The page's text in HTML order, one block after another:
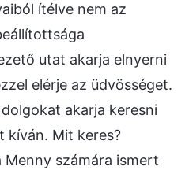
ítélve nem az
utat akarja elnyerni
elérje az üdvösséget.
akarja keresni
kíván. Mit keres?
számára ismert